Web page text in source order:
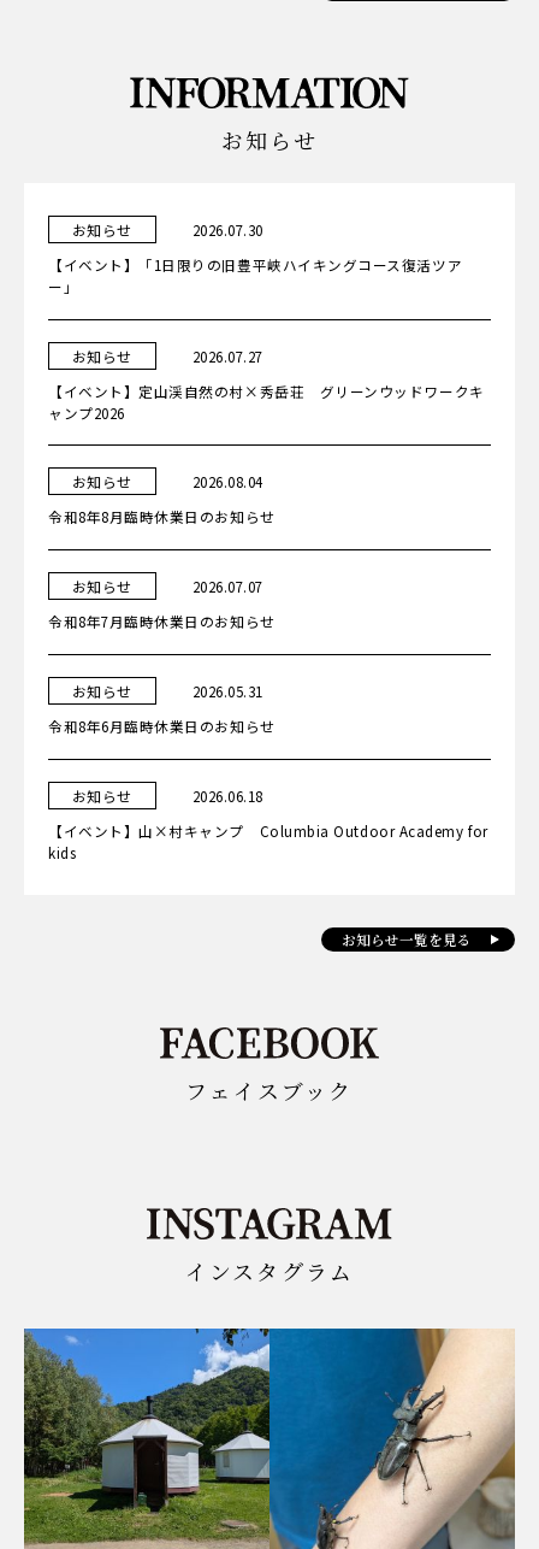
お知らせ
お知らせ
テ
2026.07.30日
【イベント】「1日限りの旧豊平峡ハイキングコース復活ツア
ー」
お知らせ
テ
ゴ
リ
2026.07.27日
【イベント】定山渓自然の村×秀岳荘 グリーンウッドワークキ
ャンプ2026
お知らせ
テ
ゴ
リ
2026.08.04日
令和8年8月臨時休業日のお知らせ
お知らせ
テ
ゴ
リ
2026.07.07日
令和8年7月臨時休業日のお知らせ
お知らせ
テ
ゴ
リ
2026.05.31
令和8年6月臨時休業日のお知らせ
お知らせ
テ
ゴ
リ
2026.06.18日
【イベント】山×村キャンプ Columbia Outdoor Academy for
kids
お知らせ一覧を見る
フェイスブック
インスタグラム